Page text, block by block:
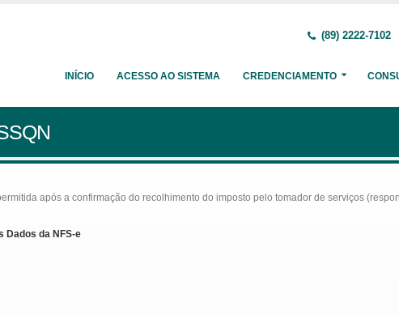
(89) 2222-7102
INÍCIO ACESSO AO SISTEMA CREDENCIAMENTO
após a confirmação do recolhimento do imposto pelo tomador de serviços
Dados da NFS-e